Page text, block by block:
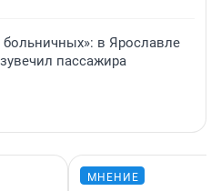
в Ярославле
пассажира
МНЕНИЕ